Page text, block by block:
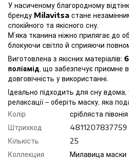
У насиченому благородному
бренду Milavitsa стане
спокійного та якісного сну.
М’яка тканина ніжно прилягає до
блокуючи світло й сприяючи
Виготовлена з якісних матеріалів:
поліамід, що забезпечує приємне
довговічність у використанні.
Ідеально підходить для сну
релаксації – оберіть маску, яка
Колір
срібляста півонія
Штрихкод
4811207837759
Кількість
25
Коллекция
Милавица маски